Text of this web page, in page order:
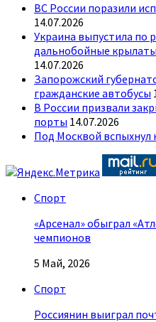
ВС России поразили
14.07.2026
Украина выпустила по
дальнобойные
14.07.2026
Запорожский
гражданские автобусы
В России призвали
порты 14.07.2026
Под Москвой вспыхнул
Спорт
«Арсенал» обыграл
чемпионов
5 Май, 2026
Спорт
Россиянин выиграл